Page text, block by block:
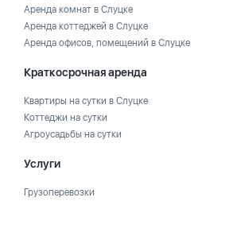
Аренда комнат в Слуцке
Аренда коттеджей в Слуцке
Аренда офисов, помещений в Слуцке
Краткосрочная аренда
Квартиры на сутки в Слуцке
Коттеджи на сутки
Агроусадьбы на сутки
Услуги
Грузоперевозки